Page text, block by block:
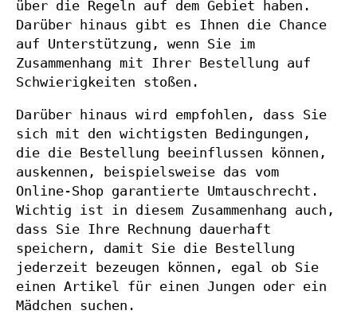
über die Regeln auf dem Gebiet haben.
Darüber hinaus gibt es Ihnen die Chance
auf Unterstützung, wenn Sie im
Zusammenhang mit Ihrer Bestellung auf
Schwierigkeiten stoßen.
Darüber hinaus wird empfohlen, dass Sie
sich mit den wichtigsten Bedingungen,
die die Bestellung beeinflussen können,
auskennen, beispielsweise das vom
Online-Shop garantierte Umtauschrecht.
Wichtig ist in diesem Zusammenhang auch,
dass Sie Ihre Rechnung dauerhaft
speichern, damit Sie die Bestellung
jederzeit bezeugen können, egal ob Sie
einen Artikel für einen Jungen oder ein
Mädchen suchen.